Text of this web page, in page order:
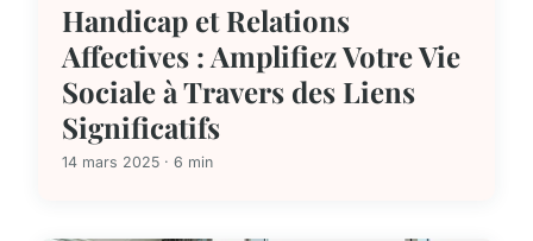
Handicap et Relations
Affectives : Amplifiez Votre Vie
Sociale à Travers des Liens
Significatifs
14 mars 2025 · 6 min